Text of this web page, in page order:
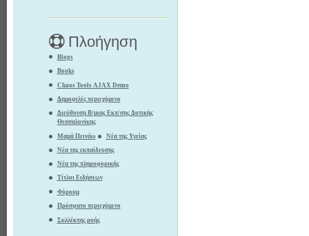
Πλοήγηση
Blogs
Books
Chaos Tools AJAX Demo
Δημοφιλές περιεχόμενο
Διεύθυνση Β/μιας Εκπ/σης Δυτικής
Θεσσαλονίκης
Μαμά Πεινάω
Νέα της Υγείας
Νέα της εκπαίδευσης
Νέα της πληροφορικής
Τίτλοι Ειδήσεων
Φόρουμ
Πρόσφατο περιεχόμενο
Συλλέκτης ροής